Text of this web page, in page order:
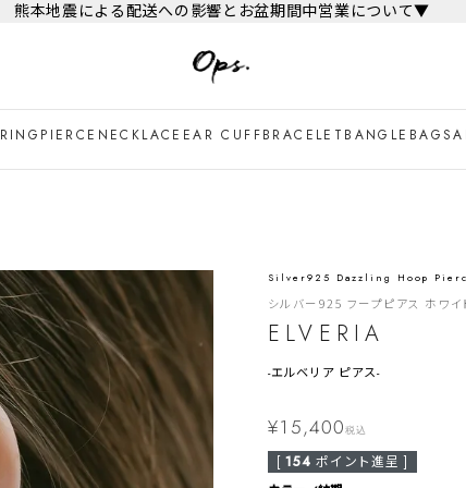
熊本地震による配送への影響とお盆期間中営業について▼
RING PIERCE NECKLACE EAR CUFFBRACELET BANGLE BAG
Silver925 Dazzling Hoop
シルバー925 フープピアス ホワイ
ELVERIA
-エルベリア ピアス-
¥15,400税込
[ 154 ポイント進呈 ]